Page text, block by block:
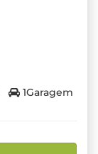
1Garagem